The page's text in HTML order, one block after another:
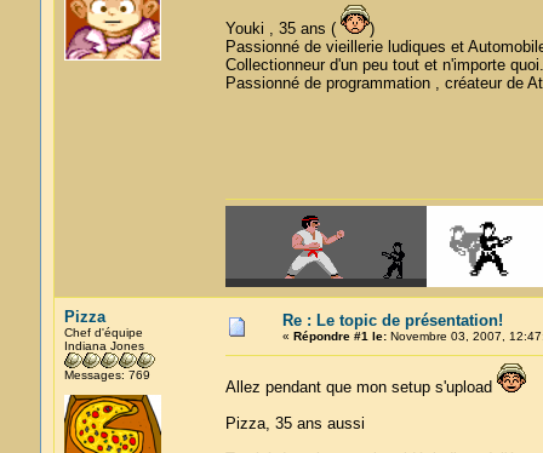
Youki , 35 ans (
)
Passionné de vieillerie ludiques et
Collectionneur d'un peu tout et n'importe quoi.
Passionné de programmation , créateur de
Pizza
Chef d'équipe
Indiana Jones
Messages: 769
Re : Le topic de présentation!
« Répondre #1 le:Novembre 03, 2007,
Allez pendant que mon setup s'upload
Pizza, 35 ans aussi